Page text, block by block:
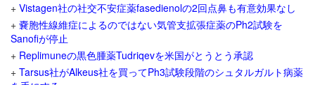
+ Vistagen社の社交不安症薬fasedienolの2回点鼻も有意効果なし
+ 嚢胞性線維症によるのではない気管支拡張症薬のPh2試験を
Sanofiが停止
+ Replimuneの黒色腫薬Tudriqevを米国がとうとう承認
+ Tarsus社がAlkeus社を買ってPh3試験段階のシュタルガルト病薬